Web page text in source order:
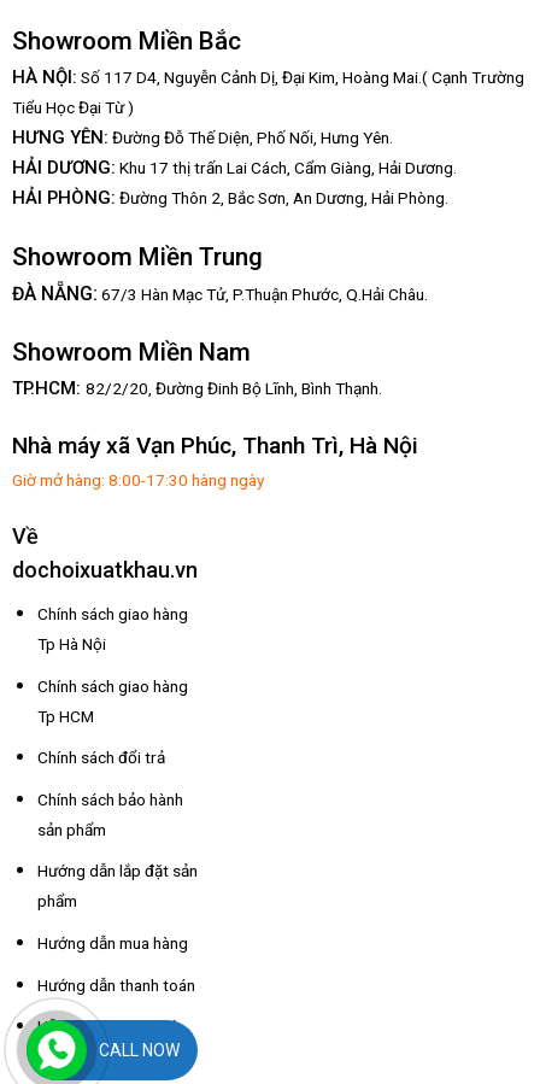
Showroom Miền Bắc
HÀ NỘI: Số 117 D4, Nguyễn Cảnh Dị, Đại Kim, Hoàng Mai.( Cạnh Trường
Tiểu Học Đại Từ )
HƯNG YÊN: Đường Đỗ Thế Diện, Phố Nối, Hưng Yên.
HẢI DƯƠNG: Khu 17 thị trấn Lai Cách, Cẩm Giàng, Hải Dương.
HẢI PHÒNG: Đường Thôn 2, Bắc Sơn, An Dương, Hải Phòng.
Showroom Miền Trung
ĐÀ NẴNG: 67/3 Hàn Mạc Tử, P.Thuận Phước, Q.Hải Châu.
Showroom Miền Nam
TP.HCM: 82/2/20, Đường Đinh Bộ Lĩnh, Bình Thạnh.
Nhà máy xã Vạn Phúc, Thanh Trì, Hà Nội
Giờ mở hàng: 8:00-17:30 hàng ngày
Về
dochoixuatkhau.vn
Chính sách giao hàng
Tp Hà Nội
Chính sách giao hàng
Tp HCM
Chính sách đổi trả
Chính sách bảo hành
sản phẩm
Hướng dẫn lắp đặt sản
phẩm
Hướng dẫn mua hàng
Hướng dẫn thanh toán
Hỗ trợ thông tin nhà
xe các tỉnhCALL NOW